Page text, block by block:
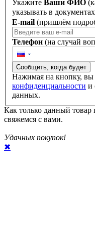
Укажите Ваши ФИО
указывать в
E-mail (пришлём
Телефон (на случай
Сообщить, когда будет
Нажимая на кнопку, вы
конфиденциальности
данных.
Как только данный товар
свяжемся с вами.
Удачных покупок!
✖